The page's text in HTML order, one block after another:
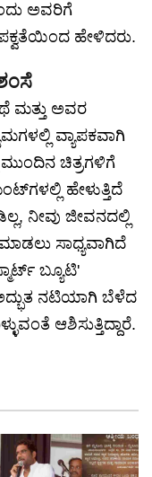
ಅವರಿಗೆ
ಹೇಳಿದರು.
ಮತ್ತು ಅವರ
ವ್ಯಾಪಕವಾಗಿ
ಚಿತ್ರಗಳಿಗೆ
ಹೇಳುತ್ತಿದೆ
ನೀವು ಜೀವನದಲ್ಲಿ
ಮಾಡಲು ಸಾಧ್ಯವಾಗಿದೆ
ಬ್ಯೂಟಿ'
ಅದ್ಭುತ ನಟಿಯಾಗಿ ಬೆಳೆದ
ಆಶಿಸುತ್ತಿದ್ದಾರೆ.